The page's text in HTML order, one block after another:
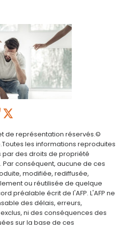
de représentation réservés.©
les informations reproduites
des droits de propriété
Par conséquent, aucune de ces
modifiée, rediffusée,
ou réutilisée de quelque
préalable écrit de l'AFP. L'AFP ne
des délais, erreurs,
ni des conséquences des
sur la base de ces